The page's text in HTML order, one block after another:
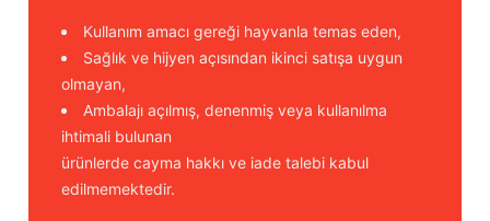
Kullanım amacı gereği hayvanla temas eden,
Sağlık ve hijyen açısından ikinci satışa uygun
olmayan,
Ambalajı açılmış, denenmiş veya kullanılma
ihtimali bulunan
ürünlerde cayma hakkı ve iade talebi kabul
edilmemektedir.